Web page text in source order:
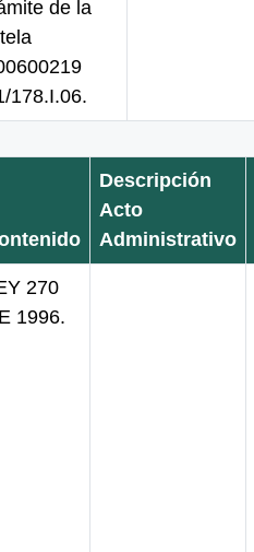
de la
178.I.06.
Descripción
Acto
Administrativo
270
1996.